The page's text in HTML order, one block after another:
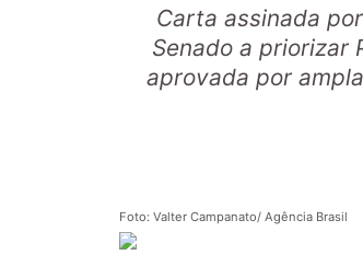
Carta assinada
Senado a priorizar
aprovada por
Foto: Valter Campanato/ Agência Brasil